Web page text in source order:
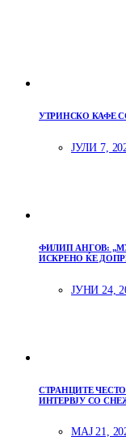
УТРИНСКО КАФЕ
ЈУЛИ 7,
ФИЛИП АНГОВ:
ИСКРЕНО ЌЕ
ЈУНИ 24,
СТРАНЦИТЕ
ИНТЕРВЈУ СО
МАЈ 21,